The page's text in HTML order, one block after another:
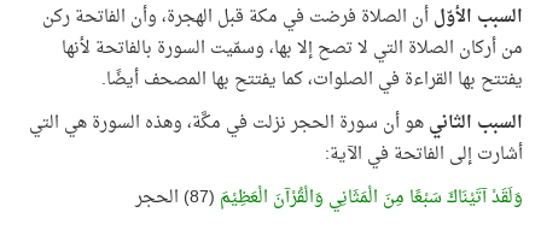
السبب الأوّلأن الصلاة فرضت في مكة قبل الهجرة، وأن الفاتحة ركن
من أركان الصلاة التي لا تصح إلا بها، وسمّيت السورة بالفاتحة لأنها
يفتتح بها القراءة في الصلوات، كما يفتتح بها المصحف أيضًا.
السبب الثانيهو أن سورة الحجر نزلت في مكَّة، وهذه السورة هي التي
أشارت إلى الفاتحة في الآية:
وَلَقَدْ آتَيْنَاكَ سَبْعًا مِنَ الْمَثَانِي وَالْقُرْآنَ الْعَظِيْمَ (87) الحجر